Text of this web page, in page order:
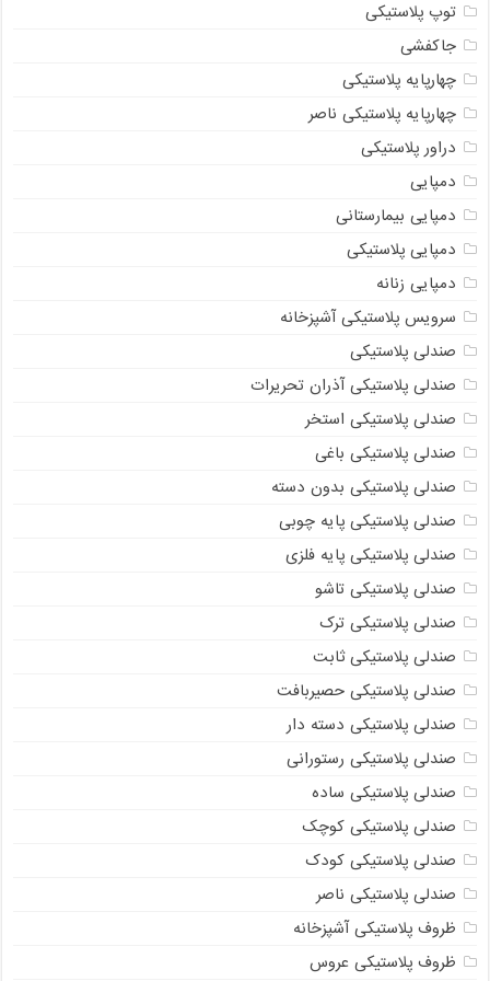
توپ پلاستیکی
جاکفشی
چهارپایه پلاستیکی
چهارپایه پلاستیکی ناصر
دراور پلاستیکی
دمپایی
دمپایی بیمارستانی
دمپایی پلاستیکی
دمپایی زنانه
سرویس پلاستیکی آشپزخانه
صندلی پلاستیکی
صندلی پلاستیکی آذران تحریرات
صندلی پلاستیکی استخر
صندلی پلاستیکی باغی
صندلی پلاستیکی بدون دسته
صندلی پلاستیکی پایه چوبی
صندلی پلاستیکی پایه فلزی
صندلی پلاستیکی تاشو
صندلی پلاستیکی ترک
صندلی پلاستیکی ثابت
صندلی پلاستیکی حصیربافت
صندلی پلاستیکی دسته دار
صندلی پلاستیکی رستورانی
صندلی پلاستیکی ساده
صندلی پلاستیکی کوچک
صندلی پلاستیکی کودک
صندلی پلاستیکی ناصر
ظروف پلاستیکی آشپزخانه
ظروف پلاستیکی عروس